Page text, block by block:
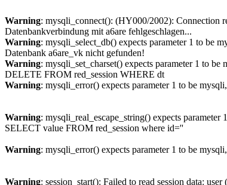
Warning: mysqli_connect(): (HY000/2002): Connection
Datenbankverbindung mit a6are fehlgeschlagen...
Warning: mysqli_select_db() expects parameter 1 to be
Datenbank a6are_vk nicht gefunden!
Warning: mysqli_set_charset() expects parameter 1 to be
DELETE FROM red_session WHERE dt
Warning: mysqli_error() expects parameter 1 to be
Warning: mysqli_real_escape_string() expects
SELECT value FROM red_session where id=''
Warning: mysqli_error() expects parameter 1 to be
Warning: session_start(): Failed to read session data: